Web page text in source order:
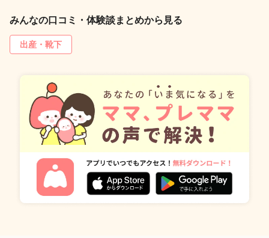
みんなの口コミ・体験談まとめから見る
出産・靴下